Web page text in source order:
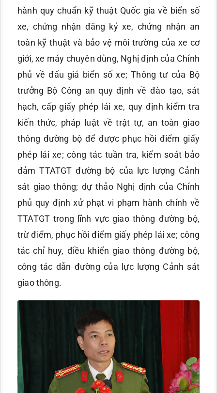
hành quy chuẩn kỹ thuật Quốc gia về biển số
xe, chứng nhận đăng ký xe, chứng nhận an
toàn kỹ thuật và bảo vệ môi trường của xe cơ
giới, xe máy chuyên dùng, Nghị định của Chính
phủ về đấu giá biển số xe; Thông tư của Bộ
trưởng Bộ Công an quy định về đào tạo, sát
hạch, cấp giấy phép lái xe, quy định kiểm tra
kiến thức, pháp luật về trật tự, an toàn giao
thông đường bộ để được phục hồi điểm giấy
phép lái xe; công tác tuần tra, kiểm soát bảo
đảm TTATGT đường bộ của lực lượng Cảnh
sát giao thông; dự thảo Nghị định của Chính
phủ quy định xử phạt vi phạm hành chính về
TTATGT trong lĩnh vực giao thông đường bộ,
trừ điểm, phục hồi điểm giấy phép lái xe; công
tác chỉ huy, điều khiển giao thông đường bộ,
công tác dẫn đường của lực lượng Cảnh sát
giao thông.